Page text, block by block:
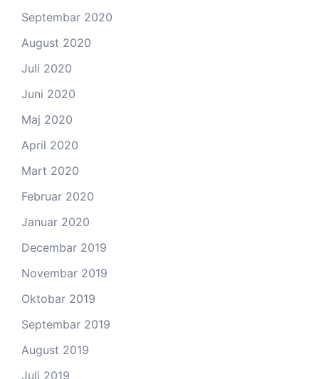
Septembar 2020
August 2020
Juli 2020
Juni 2020
Maj 2020
April 2020
Mart 2020
Februar 2020
Januar 2020
Decembar 2019
Novembar 2019
Oktobar 2019
Septembar 2019
August 2019
Juli 2019